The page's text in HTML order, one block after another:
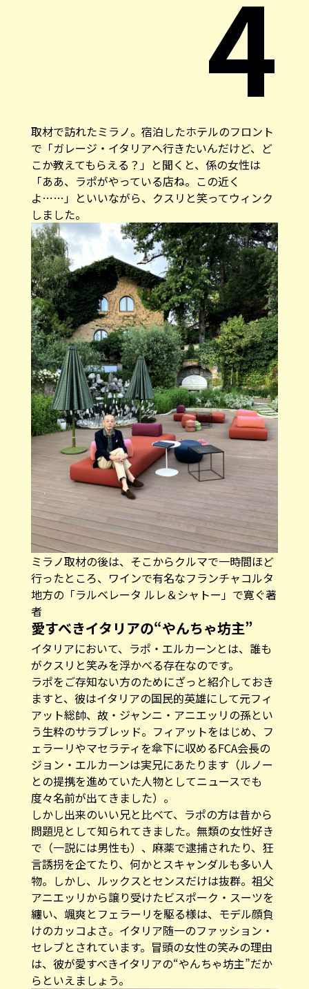
4
取材で訪れたミラノ。宿泊したホテルのフロント
で「ガレージ・イタリアへ行きたいんだけど、ど
こか教えてもらえる？」と聞くと、係の女性は
「ああ、ラポがやっている店ね。この近く
よ……」といいながら、クスリと笑ってウィンク
しました。
ミラノ取材の後は、そこからクルマで一時間ほど
行ったところ、ワインで有名なフランチャコルタ
地方の「ラルベレータ ルレ＆シャトー」で寛ぐ著
者
愛すべきイタリアの“やんちゃ坊主”
イタリアにおいて、ラポ・エルカーンとは、誰も
がクスリと笑みを浮かべる存在なのです。
ラポをご存知ない方のためにざっと紹介しておき
ますと、彼はイタリアの国民的英雄にして元フィ
アット総帥、故・ジャンニ・アニエッリの孫とい
う生粋のサラブレッド。フィアットをはじめ、フ
ェラーリやマセラティを傘下に収めるFCA会長の
ジョン・エルカーンは実兄にあたります（ルノー
との提携を進めていた人物としてニュースでも
度々名前が出てきました）。
しかし出来のいい兄と比べて、ラポの方は昔から
問題児として知られてきました。無類の女性好き
で（一説には男性も）、麻薬で逮捕されたり、狂
言誘拐を企てたり、何かとスキャンダルも多い人
物。しかし、ルックスとセンスだけは抜群。祖父
アニエッリから譲り受けたビスポーク・スーツを
纏い、颯爽とフェラーリを駆る様は、モデル顔負
けのカッコよさ。イタリア随一のファッション・
セレブとされています。冒頭の女性の笑みの理由
は、彼が愛すべきイタリアの“やんちゃ坊主”だか
らといえましょう。